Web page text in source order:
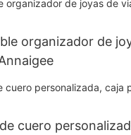
organizador de
cuero